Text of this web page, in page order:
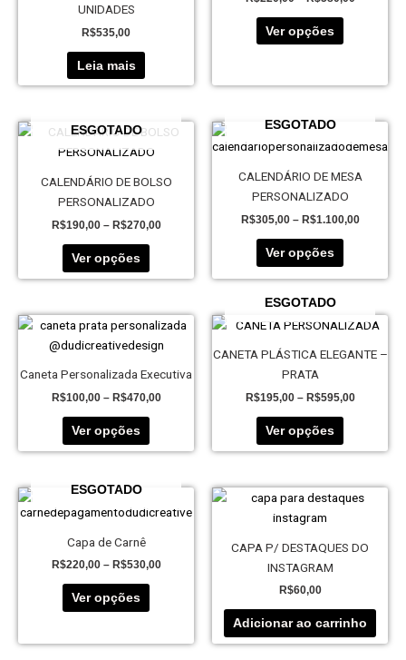
UNIDADES
R$535,00
Leia mais
Ver opções
várias
variantes.
As
podem
escolhidas
na
do
produto
ESGOTADO
CALENDÁRIO DE BOLSO
PERSONALIZADO
R$190,00 – R$270,00
Price
R$270,00
Ver opções
Este
produto
várias
variantes.
As
opções
podem
escolhidas
na
página
do
produto
ESGOTADO
CALENDÁRIO DE MESA
PERSONALIZADO
R$305,00 – R$1.100,00
range:
through
Ver opções
produto
tem
várias
podem
escolhidas
na
página
produto
Caneta Personalizada Executiva
R$100,00 – R$470,00
Price
R$100,00
R$470,00
Ver opções
Este
produto
várias
variantes.
As
opções
do
produto
ESGOTADO
CANETA PLÁSTICA ELEGANTE –
PRATA
R$195,00 – R$595,00
Price
R$195,00
Ver opções
Este
tem
variantes.
As
opções
ser
escolhidas
página
ESGOTADO
Capa de Carnê
R$220,00 – R$530,00
range:
Ver opções
produto
opções
CAPA P/ DESTAQUES DO
INSTAGRAM
R$60,00
Adicionar ao carrinho